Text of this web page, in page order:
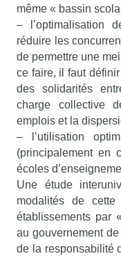
même « bassin
– l’optimalisation
réduire les
de permettre une
ce faire, il faut
des solidarités
charge collective
emplois et la
– l’utilisation
(principalement en
écoles
Une étude
modalités de cette
établissements par
au gouvernement
de la responsabilité